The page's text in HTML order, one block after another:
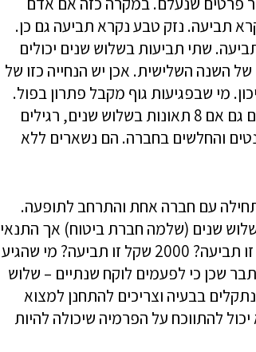
תביעה. נזק טבע נקרא תביעה גם כן.
שתי תביעות בשלוש שנים יכולים
השנה השלישית. אכן יש הנחייה כזו של
מי שבפגיעות גוף מקבל פתרון בפול.
בחברות חשמל, עובדי מדינה, חברים בקולקטיבים לא בודקים גם אם 8 תאונות בשלוש שנים, רגילים
והחלשים בחברה. הם נשארים ללא
עם חברה אחת והתרחב לתופעה.
שמוכנה לבטח נהגים עם 2 תאונות בשלוש שנים (שלמה חברת ביטוח) אך התנאי
שכל תביעה לא תעבור 10,000 שקל. אין הגדרה מדויקת מה זו תביעה? 2000 שקל זו תביעה? מי שהגיע
שכן כי לפעמים לוקח שנתיים – שלוש
בבעיה וצריכים להתחנן למצוא
להתווכח על הפרמיה שיכולה להיות